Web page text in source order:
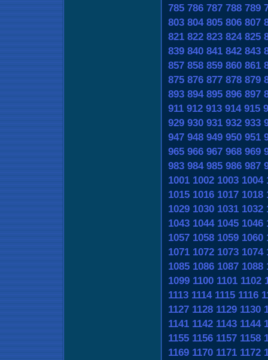
785 786 787 788 789
803 804 805 806 807
821 822 823 824 825
839 840 841 842 843
857 858 859 860 861
875 876 877 878 879
893 894 895 896 897
911 912 913 914 915
929 930 931 932 933
947 948 949 950 951
965 966 967 968 969
983 984 985 986 987
1001 1002 1003 1004
1015 1016 1017 1018
1029 1030 1031 1032
1043 1044 1045 1046
1057 1058 1059 1060
1071 1072 1073 1074
1085 1086 1087 1088
1099 1100 1101 1102
1113 1114 1115 1116
1127 1128 1129 1130
1141 1142 1143 1144
1155 1156 1157 1158
1169 1170 1171 1172